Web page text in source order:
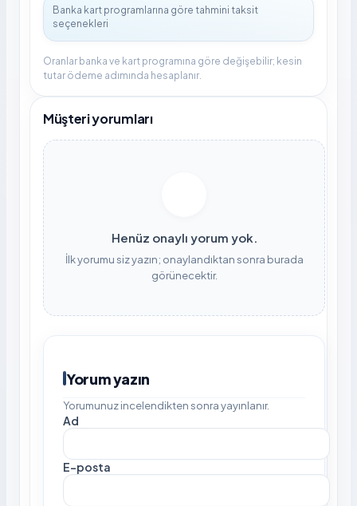
Oranlar banka ve kart programına göre değişebilir; kesin
tutar ödeme adımında hesaplanır.
Müşteri yorumları
Henüz onaylı yorum yok.
İlk yorumu siz yazın; onaylandıktan sonra burada
görünecektir.
Yorum yazın
Yorumunuz incelendikten sonra yayınlanır.
Ad
E-posta